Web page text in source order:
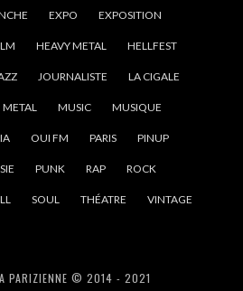
EXPO EXPOSITION
HEAVY METAL HELLFEST
JOURNALISTE LA CIGALE
METAL MUSIC MUSIQUE
OUI FM PARIS PINUP
PUNK RAP ROCK
SOUL THÉATRE VINTAGE
PARIZIENNE © 2014 - 2021